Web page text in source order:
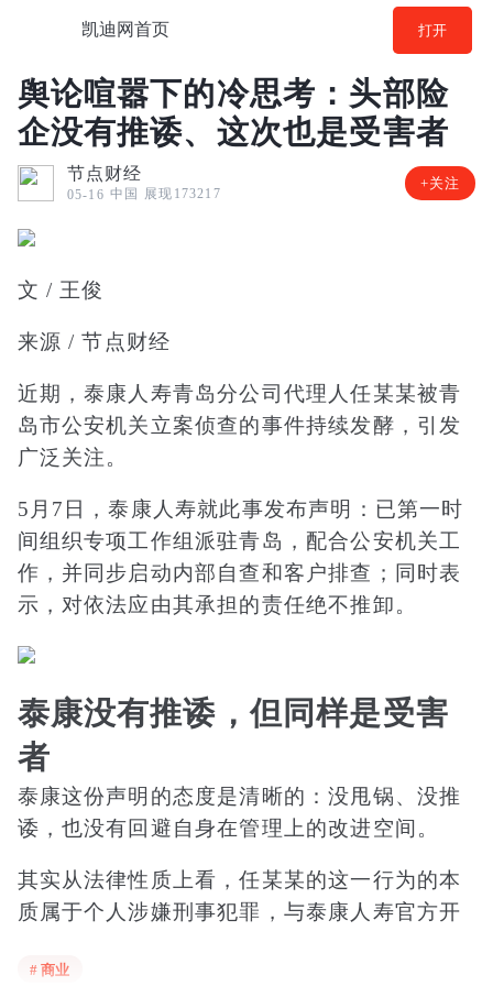
凯迪网首页 打开
舆论喧嚣下的冷思考：头部险
企没有推诿、这次也是受害者
节点财经
05-16 中国 展现173217
+关注
文 / 王俊
来源 / 节点财经
近期，泰康人寿青岛分公司代理人任某某被青
岛市公安机关立案侦查的事件持续发酵，引发
广泛关注。
5月7日，泰康人寿就此事发布声明：已第一时
间组织专项工作组派驻青岛，配合公安机关工
作，并同步启动内部自查和客户排查；同时表
示，对依法应由其承担的责任绝不推卸。
泰康没有推诿，但同样是受害
者
泰康这份声明的态度是清晰的：没甩锅、没推
诿，也没有回避自身在管理上的改进空间。
其实从法律性质上看，任某某的这一行为的本
质属于个人涉嫌刑事犯罪，与泰康人寿官方开
关联。
# 商业